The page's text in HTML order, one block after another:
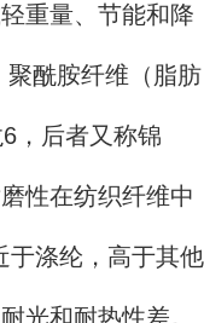
重量、节能和降
酰胺纤维（脂肪
，后者又称锦
性在纺织纤维中
于涤纶，高于其他
光和耐热性差。